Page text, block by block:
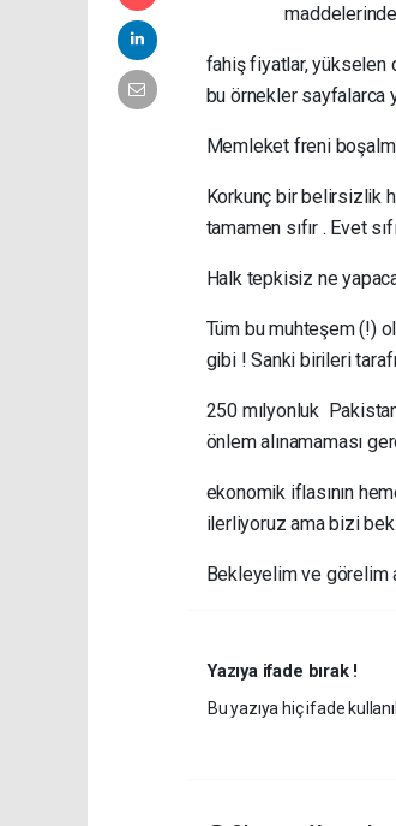
fahiş fiyatlar, yükselen
bu örnekler sayfalarca
Memleket freni
Korkunç bir belirsizlik
tamamen sıfır . Evet
Halk tepkisiz ne
Tüm bu muhteşem (!)
gibi ! Sanki birileri
250 mılyonluk
önlem alınamaması
ekonomik iflasının
ilerliyoruz ama bizi
Bekleyelim ve görelim
Yazıya ifade bırak !
Bu yazıya hiç ifade